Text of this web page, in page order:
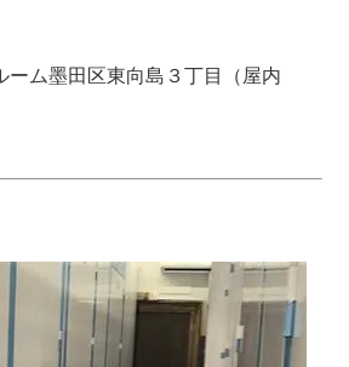
ーム墨田区東向島３丁目（屋内